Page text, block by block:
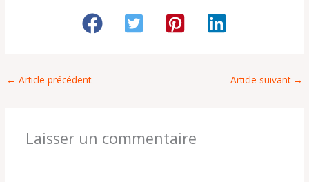
← Article précédent Article suivant →
Laisser un commentaire